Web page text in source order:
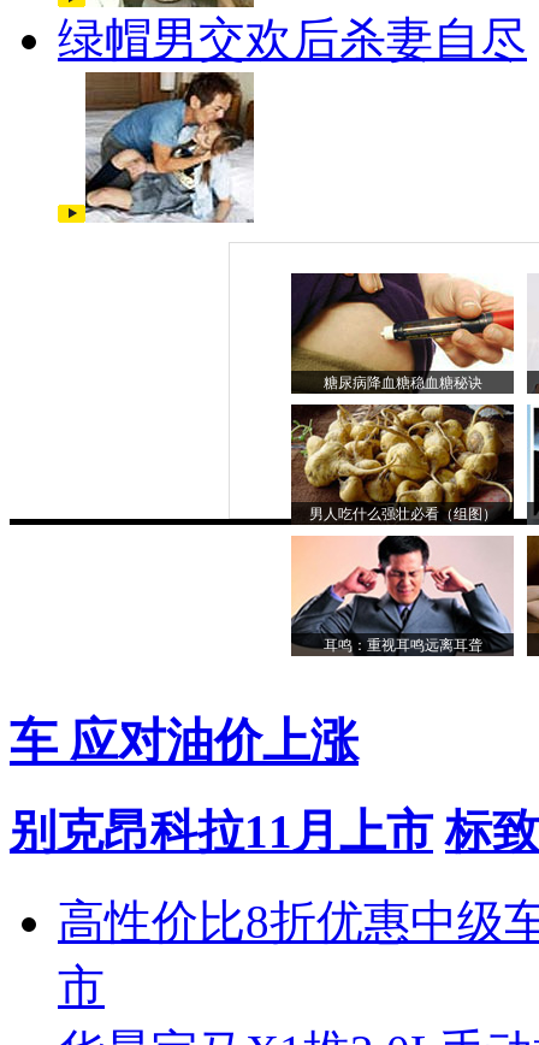
绿帽男交欢后杀妻自尽
糖尿病降血糖稳血糖秘诀
男人吃什么强壮必看（组图）
耳鸣：重视耳鸣远离耳聋
车 应对油价上涨
别克昂科拉11月上市 标
高性价比8折优惠中级
市